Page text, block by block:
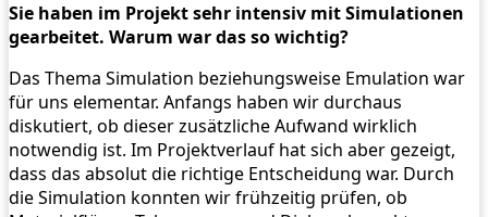
Sie haben im Projekt sehr intensiv mit Simulationen
gearbeitet. Warum war das so wichtig?
Das Thema Simulation beziehungsweise Emulation war
für uns elementar. Anfangs haben wir durchaus
diskutiert, ob dieser zusätzliche Aufwand wirklich
notwendig ist. Im Projektverlauf hat sich aber gezeigt,
dass das absolut die richtige Entscheidung war. Durch
die Simulation konnten wir frühzeitig prüfen, ob